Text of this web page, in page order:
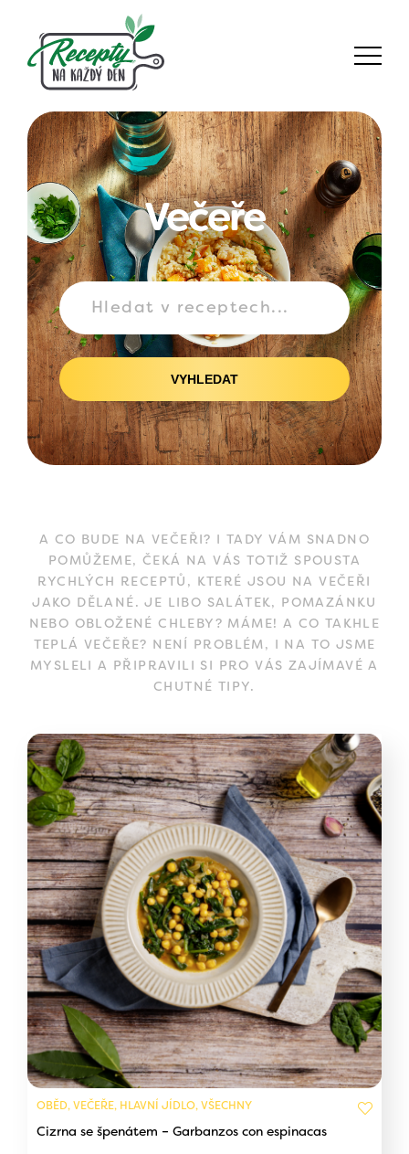
Večeře
VYHLEDAT
A CO BUDE NA VEČEŘI? I TADY VÁM SNADNO
POMŮŽEME, ČEKÁ NA VÁS TOTIŽ SPOUSTA
RYCHLÝCH RECEPTŮ, KTERÉ JSOU NA VEČEŘI
JAKO DĚLANÉ. JE LIBO SALÁTEK, POMAZÁNKU
NEBO OBLOŽENÉ CHLEBY? MÁME! A CO TAKHLE
TEPLÁ VEČEŘE? NENÍ PROBLÉM, I NA TO JSME
MYSLELI A PŘIPRAVILI SI PRO VÁS ZAJÍMAVÉ A
CHUTNÉ TIPY.
OBĚD, VEČEŘE, HLAVNÍ JÍDLO, VŠECHNY
Cizrna se špenátem – Garbanzos con espinacas